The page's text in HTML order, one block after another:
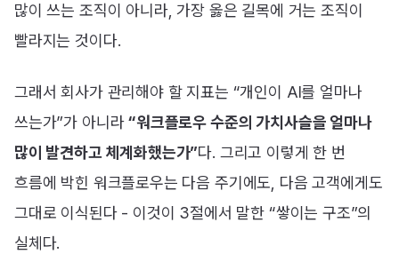
많이 쓰는 조직이 아니라, 가장 옳은 길목에 거는 조직이
빨라지는 것이다.
그래서 회사가 관리해야 할 지표는 “개인이 AI를 얼마나
쓰는가”가 아니라“워크플로우 수준의 가치사슬을 얼마나
많이 발견하고 체계화했는가”다. 그리고 이렇게 한 번
흐름에 박힌 워크플로우는 다음 주기에도, 다음 고객에게도
그대로 이식된다 - 이것이 3절에서 말한 “쌓이는 구조”의
실체다.